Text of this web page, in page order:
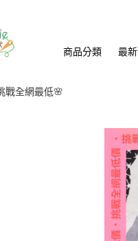
商品分類 最
戰全網最低🌸